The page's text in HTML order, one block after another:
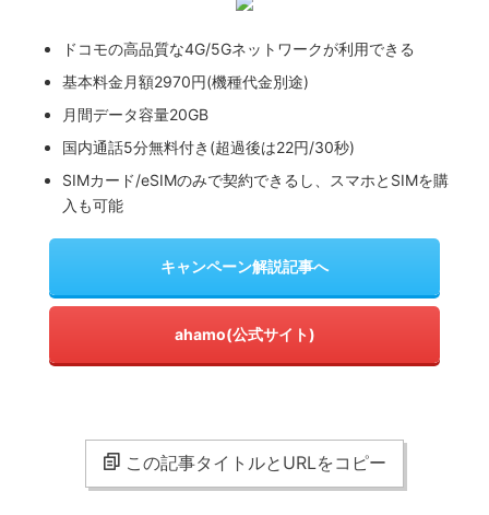
ドコモの高品質な4G/5Gネットワークが利用できる
基本料金月額2970円(機種代金別途)
月間データ容量20GB
国内通話5分無料付き(超過後は22円/30秒)
SIMカード/eSIMのみで契約できるし、スマホとSIMを購
入も可能
キャンペーン解説記事へ
ahamo(公式サイト)
この記事タイトルとURLをコピー